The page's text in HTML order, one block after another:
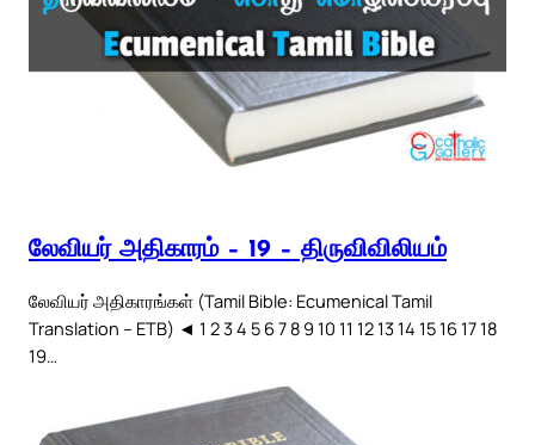
லேவியர் அதிகாரம் – 19 – திருவிவிலியம்
லேவியர் அதிகாரங்கள் (Tamil Bible: Ecumenical Tamil
Translation – ETB) ◄ 1 2 3 4 5 6 7 8 9 10 11 12 13 14 15 16 17 18
19…